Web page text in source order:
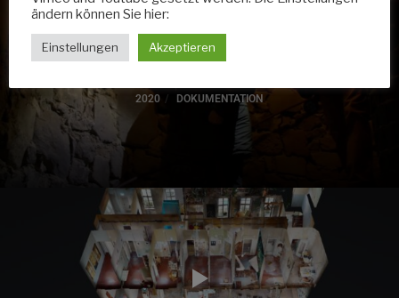
Doku Stars für eine Nacht – Kalenderblatt Hohenburg in
2020 DOKUMENTATION
ändern können Sie hier:
Einstellungen Akzeptieren